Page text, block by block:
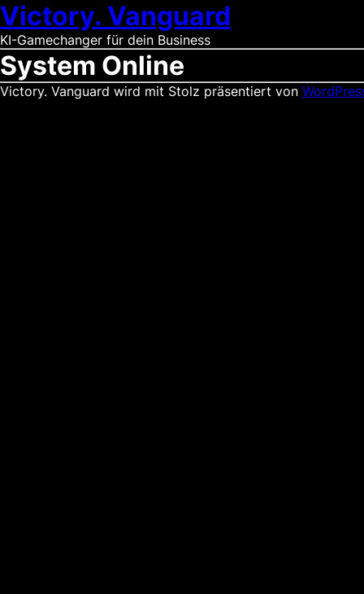
Victory. Vanguard
KI-Gamechanger für dein Business
System Online
Victory. Vanguard wird mit Stolz präsentiert von